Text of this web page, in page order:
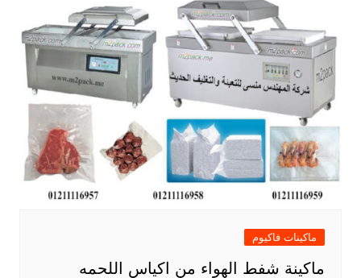
ماكينات فاكيوم
ماكينة شفط الهواء من اكياس اللحمه